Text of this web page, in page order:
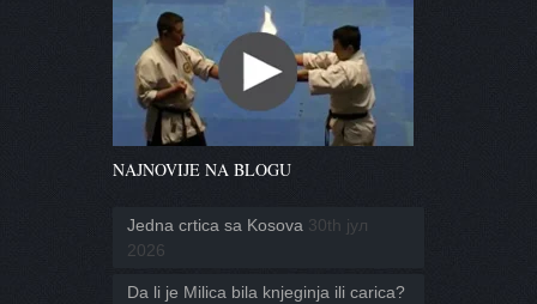
NAJNOVIJE NA BLOGU
Jedna crtica sa Kosova 30th јул
2026
Da li je Milica bila knjeginja ili carica?